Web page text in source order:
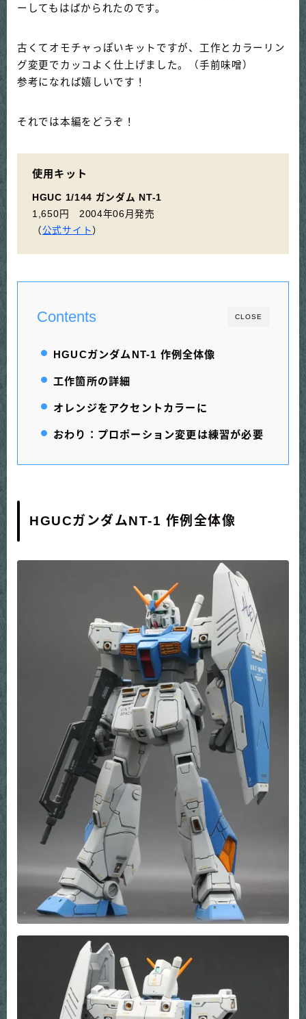
ーしてもはばかられたのです。
古くてオモチャっぽいキットですが、工作とカラーリン
グ変更でカッコよく仕上げました。（手前味噌）
参考になれば嬉しいです！
それでは本編をどうぞ！
使用キット
HGUC 1/144 ガンダム NT-1
1,650円 2004年06月発売
（ 公式サイト）
CLOSE
Contents
HGUCガンダムNT-1 作例全体像
工作箇所の詳細
オレンジをアクセントカラーに
おわり：プロポーション変更は練習が必要
HGUCガンダムNT-1 作例全体像